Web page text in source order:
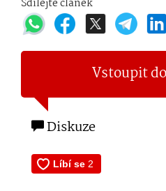
Vstoupit
Diskuze